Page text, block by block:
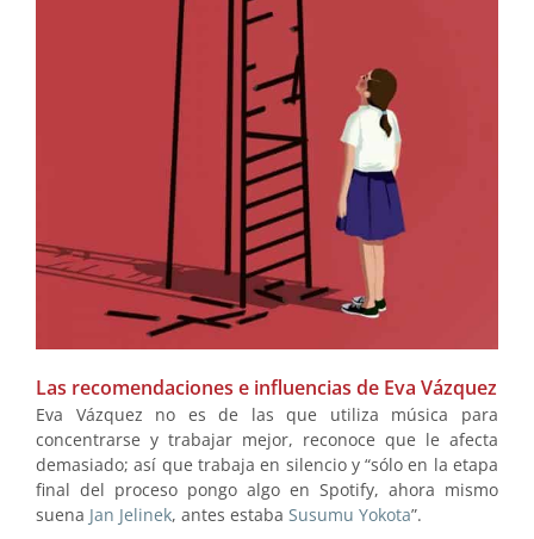
Las recomendaciones e influencias de Eva Vázquez
Eva Vázquez no es de las que utiliza música para
concentrarse y trabajar mejor, reconoce que le afecta
demasiado; así que trabaja en silencio y “sólo en la etapa
final del proceso pongo algo en Spotify, ahora mismo
suena Jan Jelinek, antes estaba Susumu Yokota”.